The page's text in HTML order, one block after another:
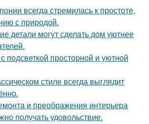
всегда стремилась к простоте,
с природой.
детали могут сделать дом уютнее
подсветкой просторной и уютной
стиле всегда выглядит
и преображения интерьера
получать удовольствие.